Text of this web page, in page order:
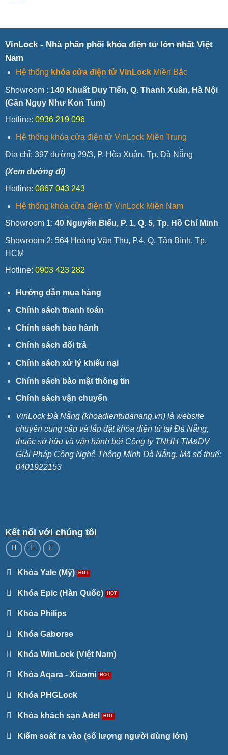
VinLock - Nhà phân phối khóa điện tử lớn nhất Việt
Nam
Hệ thống khóa cửa điện tử VinLockMiền Bắc
Showroom : 140 Khuất Duy Tiến, Q. Thanh Xuân, Hà Nội
(Gần Ngụy Như Kon Tum)
Hotline: 0936 219 096
Hệ thống khóa cửa điện tử VinLock Miền Trung
Địa chỉ: 397 đường 29/3, P. Hòa Xuân, Tp. Đà Nẵng
(Xem đường đi)
Hotline: 0867 043 243
Hệ thống khóa cửa điện tử VinLock Miền Nam
Showroom 1: 40 Nguyễn Biểu, P. 1, Q. 5, Tp. Hồ Chí Minh
Showroom 2: 564 Hoàng Văn Thụ, P.4. Q. Tân Bình, Tp.
HCM
Hotline: 0903 423 282
Hướng dẫn mua hàng
Chính sách thanh toán
Chính sách bảo hành
Chính sách đổi trả
Chính sách xử lý khiếu nại
Chính sách bảo mật thông tin
Chính sách vận chuyển
VinLock Đà Nẵng (khoadientudanang.vn) là website
chuyên cung cấp và lắp đặt khóa điện tử tại Đà Nẵng,
thuộc sở hữu và vận hành bởi Công ty TNHH TM&DV
Giải Pháp Công Nghệ Thông Minh Đà Nẵng. Mã số thuế:
0401922153
Kết nối với chúng tôi
Khóa Yale (Mỹ)
Khóa Epic (Hàn Quốc)
Khóa Philips
Khóa Gaborse
Khóa WinLock (Việt Nam)
Khóa Aqara - Xiaomi
Khóa PHGLock
Khóa khách sạn Adel
Kiểm soát ra vào (số lượng người dùng lớn)